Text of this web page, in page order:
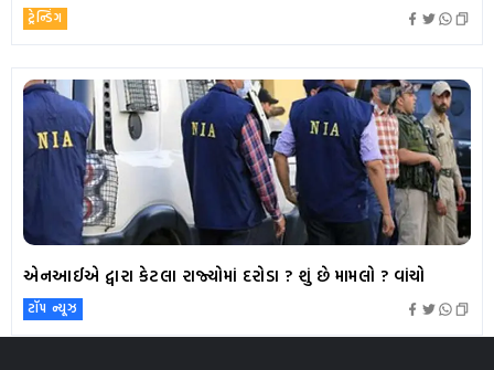
ટ્રેન્ડિંગ
એનઆઈએ દ્વારા કેટલા રાજ્યોમાં દરોડા ? શું છે મામલો ? વાંચો
ટૉપ ન્યૂઝ